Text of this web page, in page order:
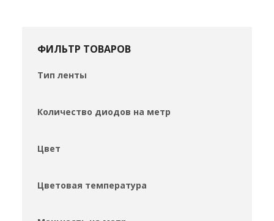
ФИЛЬТР ТОВАРОВ
Тип ленты
Количество диодов на метр
Цвет
Цветовая температура